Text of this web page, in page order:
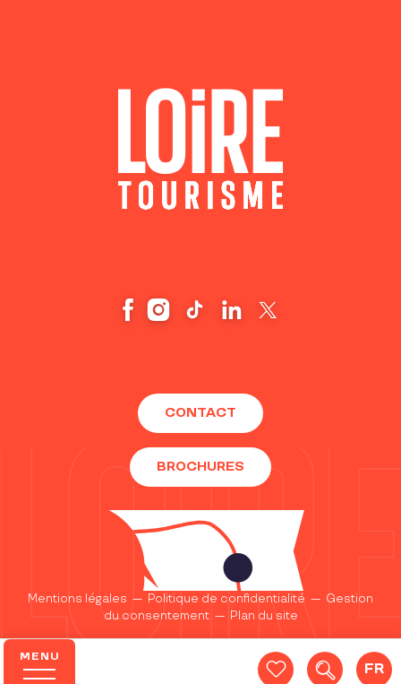
MENU
FR
CONTACT
BROCHURES
Mentions légales — Politique de confidentialité — Gestion
du consentement— Plan du site